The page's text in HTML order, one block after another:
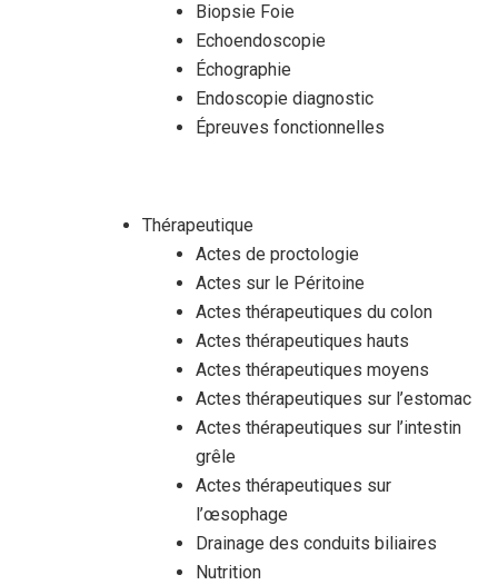
Biopsie Foie
Echoendoscopie
Échographie
Endoscopie diagnostic
Épreuves fonctionnelles
Thérapeutique
Actes de proctologie
Actes sur le Péritoine
Actes thérapeutiques du colon
Actes thérapeutiques hauts
Actes thérapeutiques moyens
Actes thérapeutiques sur l’estomac
Actes thérapeutiques sur l’intestin
grêle
Actes thérapeutiques sur
l’œsophage
Drainage des conduits biliaires
Nutrition